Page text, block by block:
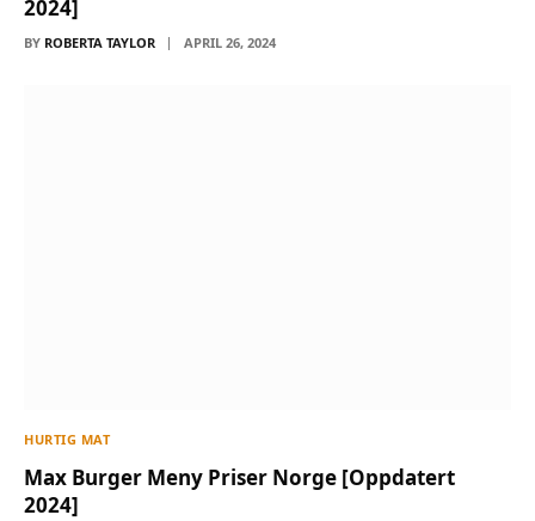
2024]
BY ROBERTA TAYLOR APRIL 26, 2024
HURTIG MAT
Max Burger Meny Priser Norge [Oppdatert
2024]